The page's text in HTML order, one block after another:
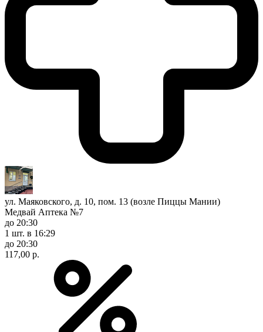
ул. Маяковского, д. 10, пом. 13 (возле Пиццы Мании)
Медвай Аптека №7
до 20:30
1 шт. в 16:29
до 20:30
117,00 р.